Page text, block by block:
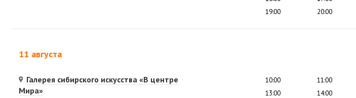
19:00
20:00
11 августа
Галерея сибирского искусства «В центре
Мира»
10:00 11:00
13:00
14:00